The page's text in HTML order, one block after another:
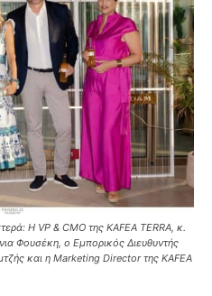
Η VP & CMO της KAFEA TERRA, κ.
Φουσέκη, ο Εμπορικός Διευθυντής
και η Marketing Director της KAFEA